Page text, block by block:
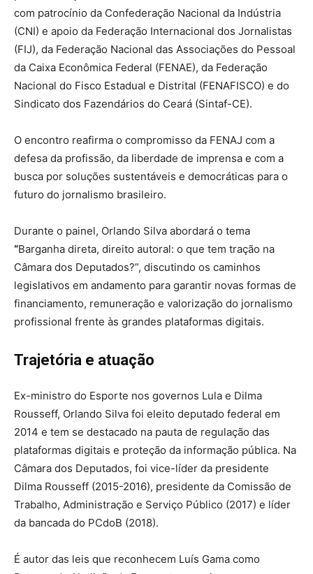
com patrocínio da Confederação Nacional da Indústria
(CNI) e apoio da Federação Internacional dos Jornalistas
(FIJ), da Federação Nacional das Associações do Pessoal
da Caixa Econômica Federal (FENAE), da Federação
Nacional do Fisco Estadual e Distrital (FENAFISCO) e do
Sindicato dos Fazendários do Ceará (Sintaf-CE).
O encontro reafirma o compromisso da FENAJ com a
defesa da profissão, da liberdade de imprensa e com a
busca por soluções sustentáveis e democráticas para o
futuro do jornalismo brasileiro.
Durante o painel, Orlando Silva abordará o tema
“Barganha direta, direito autoral: o que tem tração na
Câmara dos Deputados?”, discutindo os caminhos
legislativos em andamento para garantir novas formas de
financiamento, remuneração e valorização do jornalismo
profissional frente às grandes plataformas digitais.
Trajetória e atuação
Ex-ministro do Esporte nos governos Lula e Dilma
Rousseff, Orlando Silva foi eleito deputado federal em
2014 e tem se destacado na pauta de regulação das
plataformas digitais e proteção da informação pública. Na
Câmara dos Deputados, foi vice-líder da presidente
Dilma Rousseff (2015-2016), presidente da Comissão de
Trabalho, Administração e Serviço Público (2017) e líder
da bancada do PCdoB (2018).
É autor das leis que reconhecem Luís Gama como